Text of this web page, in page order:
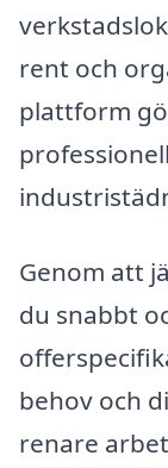
rent och
plattform
Genom att
du snabbt
behov och
renare